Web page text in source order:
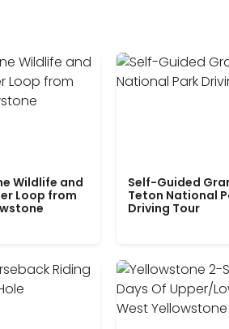
Wildlife and
Loop from
Self-Guided
Teton National
Driving Tour